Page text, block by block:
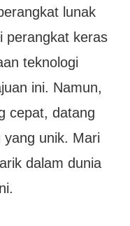
lunak
perangkat keras
teknologi
ini. Namun,
cepat, datang
yang unik. Mari
dalam dunia